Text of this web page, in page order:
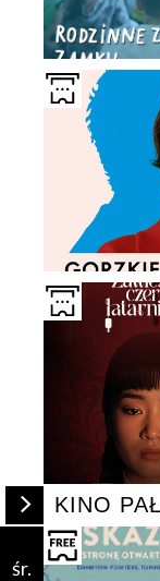
Rozwiń
zwiń
listę
wydarzeń
s KINO
śr.